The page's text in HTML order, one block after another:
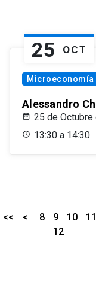
25 OCT
Microeconomía
Alessandro
25 de Octubre
13:30 a 14:30
<< < 8 9 10
11
12